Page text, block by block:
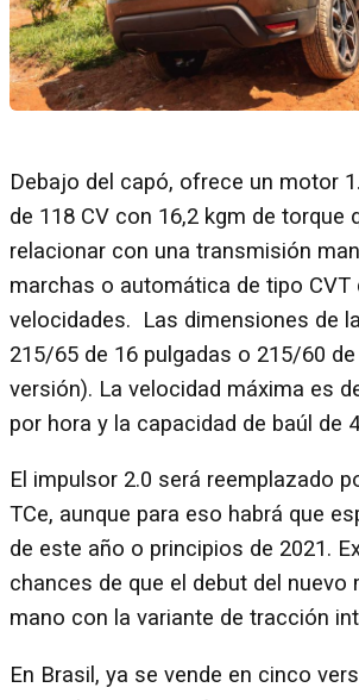
Debajo del capó, ofrece un motor
de 118 CV con 16,2 kgm de torque
relacionar con una transmisión
marchas o automática de tipo CVT
velocidades. Las dimensiones de
215/65 de 16 pulgadas o 215/60
versión). La velocidad máxima es
por hora y la capacidad de baúl de
El impulsor 2.0 será reemplazado
TCe, aunque para eso habrá que
de este año o principios de 2021.
chances de que el debut del nuevo
mano con la variante de tracción
En Brasil, ya se vende en cinco